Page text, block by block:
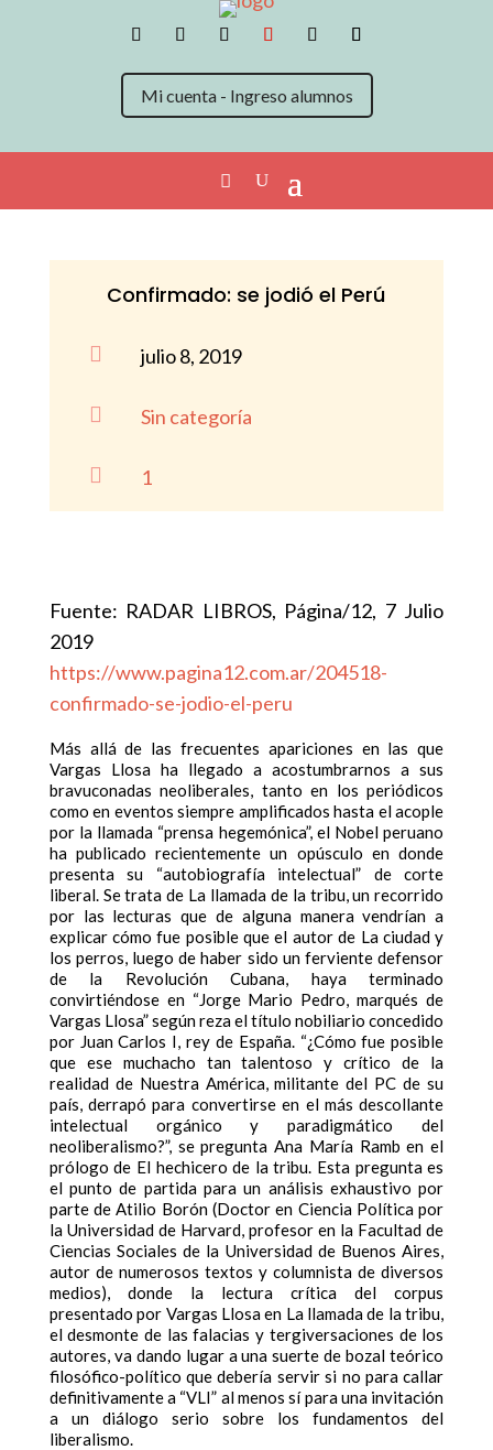
Mi cuenta - Ingreso alumnos
Confirmado: se jodió el Perú
 julio 8, 2019
 Sin categoría
 1
Fuente: RADAR LIBROS, Página/12, 7 Julio
2019
https://www.pagina12.com.ar/204518-
confirmado-se-jodio-el-peru
Más allá de las frecuentes apariciones en las que
Vargas Llosa ha llegado a acostumbrarnos a sus
bravuconadas neoliberales, tanto en los periódicos
como en eventos siempre amplificados hasta el acople
por la llamada “prensa hegemónica”, el Nobel peruano
ha publicado recientemente un opúsculo en donde
presenta su “autobiografía intelectual” de corte
liberal. Se trata de La llamada de la tribu, un recorrido
por las lecturas que de alguna manera vendrían a
explicar cómo fue posible que el autor de La ciudad y
los perros, luego de haber sido un ferviente defensor
de la Revolución Cubana, haya terminado
convirtiéndose en “Jorge Mario Pedro, marqués de
Vargas Llosa” según reza el título nobiliario concedido
por Juan Carlos I, rey de España. “¿Cómo fue posible
que ese muchacho tan talentoso y crítico de la
realidad de Nuestra América, militante del PC de su
país, derrapó para convertirse en el más descollante
intelectual orgánico y paradigmático del
neoliberalismo?”, se pregunta Ana María Ramb en el
prólogo de El hechicero de la tribu. Esta pregunta es
el punto de partida para un análisis exhaustivo por
parte de Atilio Borón (Doctor en Ciencia Política por
la Universidad de Harvard, profesor en la Facultad de
Ciencias Sociales de la Universidad de Buenos Aires,
autor de numerosos textos y columnista de diversos
medios), donde la lectura crítica del corpus
presentado por Vargas Llosa en La llamada de la tribu,
el desmonte de las falacias y tergiversaciones de los
autores, va dando lugar a una suerte de bozal teórico
filosófico-político que debería servir si no para callar
definitivamente a “VLI” al menos sí para una invitación
a un diálogo serio sobre los fundamentos del
liberalismo.